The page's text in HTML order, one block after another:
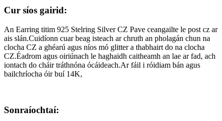
Cur síos gairid:
An Earring titim 925 Stelring Silver CZ Pave ceangailte le post cz ar
ais slán.Cuidíonn cuar beag isteach ar chruth an pholagán chun na
clocha CZ a ghéarú agus níos mó glitter a thabhairt do na clocha
CZ.Éadrom agus oiriúnach le haghaidh caitheamh an lae ar fad, ach
iontach do cháir tráthnóna ócáideach.Ar fáil i róidiam bán agus
bailchríocha óir buí 14K,
Sonraíochtaí: